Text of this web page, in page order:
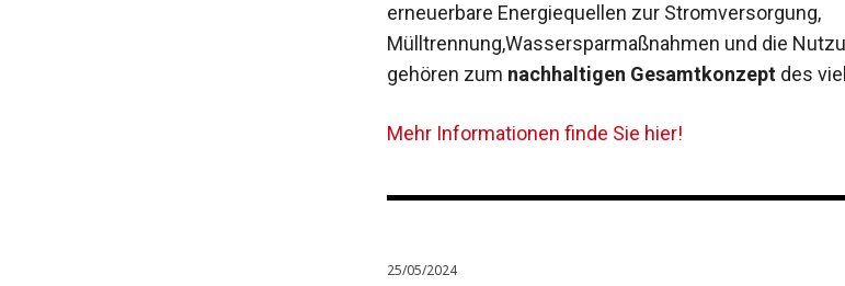
erneuerbare Energiequellen zur Stromversorgung,
Mülltrennung,Wassersparmaßnahmen und die
gehören zum nachhaltigen Gesamtkonzeptdes
Mehr Informationen finde Sie hier!
25/05/2024